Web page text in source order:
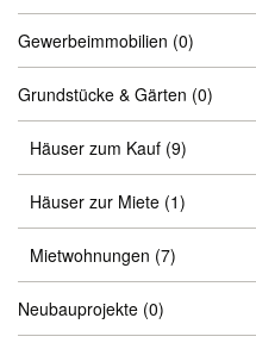
Gewerbeimmobilien (0)
Grundstücke & Gärten (0)
Häuser zum Kauf (9)
Häuser zur Miete (1)
Mietwohnungen (7)
Neubauprojekte (0)